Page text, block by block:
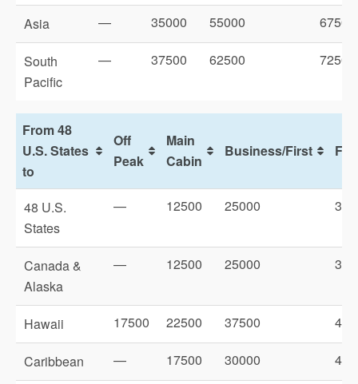
Asia — 35000 55000 67500
South
Pacific
— 37500 62500 72500
From 48
U.S. States
to
Off
Peak
Main
Cabin
Business/First
48 U.S.
States
— 12500 25000
Canada &
Alaska
— 12500 25000
Hawaii 17500 22500 37500
Caribbean — 17500 30000